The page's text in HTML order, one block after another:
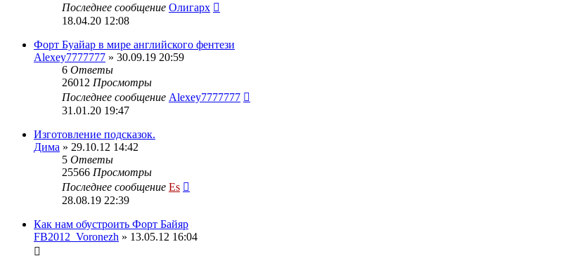
Последнее сообщение Олигарх
18.04.20 12:08
Форт Буайар в мире английского фентези
Alexey7777777 » 30.09.19 20:59
6 Ответы
26012 Просмотры
Последнее сообщение Alexey7777777
31.01.20 19:47
Изготовление подсказок.
Дима » 29.10.12 14:42
5 Ответы
25566 Просмотры
Последнее сообщение Es
28.08.19 22:39
Как нам обустроить Форт Байяр
FB2012_Voronezh » 13.05.12 16:04